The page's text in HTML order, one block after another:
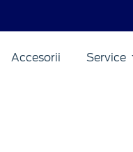
Accesorii Service